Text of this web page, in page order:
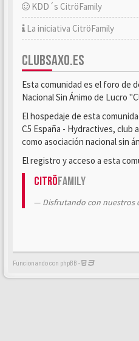
KDD´s CitröFamily
La iniciativa CitröFamily
CLUBSAXO.ES
Esta comunidad es el foro de
Nacional Sin Ánimo de Lucro
El hospedaje de esta
C5 España - Hydractives,
como asociación nacional sin
El registro y acceso a esta
CitröFamily
Disfrutando con nuestros
Funcionando con phpBB -